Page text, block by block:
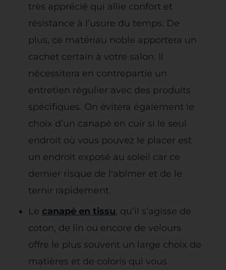
très apprécié qui allie confort et
résistance à l’usure du temps. De
plus, ce matériau noble apportera un
cachet certain à votre salon. Il
nécessitera en contrepartie un
entretien régulier avec des produits
spécifiques. On évitera également le
choix d’un canapé en cuir si le seul
endroit où vous pouvez le placer est
un endroit exposé au soleil car ce
dernier risque de l'abîmer et de le
ternir rapidement.
Le canapé en tissu, qu’il s’agisse de
coton, de lin ou encore de velours
offre le plus souvent un large choix de
matières et de coloris qui vous